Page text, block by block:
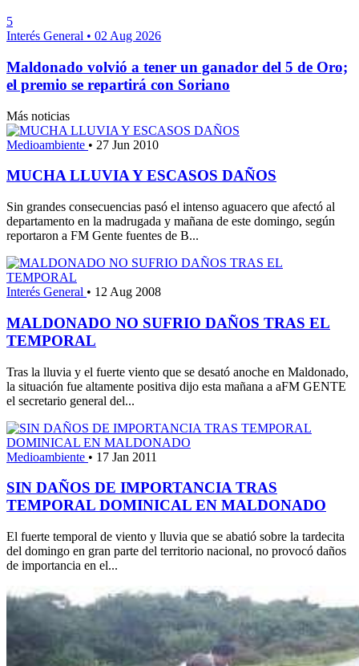
5
Interés General • 02 Aug 2026
Maldonado volvió a tener un ganador del 5 de Oro;
el premio se repartirá con Soriano
Más noticias
Medioambiente • 27 Jun 2010
MUCHA LLUVIA Y ESCASOS DAÑOS
Sin grandes consecuencias pasó el intenso aguacero que afectó al
departamento en la madrugada y mañana de este domingo, según
reportaron a FM Gente fuentes de B...
Interés General • 12 Aug 2008
MALDONADO NO SUFRIO DAÑOS TRAS EL
TEMPORAL
Tras la lluvia y el fuerte viento que se desató anoche en Maldonado,
la situación fue altamente positiva dijo esta mañana a aFM GENTE
el secretario general del...
Medioambiente • 17 Jan 2011
SIN DAÑOS DE IMPORTANCIA TRAS
TEMPORAL DOMINICAL EN MALDONADO
El fuerte temporal de viento y lluvia que se abatió sobre la tardecita
del domingo en gran parte del territorio nacional, no provocó daños
de importancia en el...